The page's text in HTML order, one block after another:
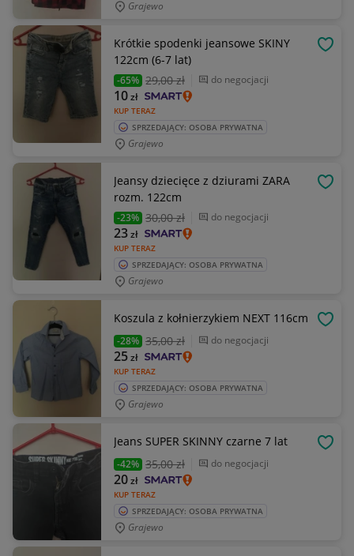
Grajewo
Krótkie spodenki jeansowe SKINY
122cm (6-7 lat)
-65% 29,00 zł do negocjacji
KUP TERAZ
10zł
SPRZEDAJĄCY: OSOBA PRYWATNA
Grajewo
Jeansy dziecięce z dziurami ZARA
rozm. 122cm
-23% 30,00 zł do negocjacji
KUP TERAZ
23zł
SPRZEDAJĄCY: OSOBA PRYWATNA
Grajewo
Koszula z kołnierzykiem NEXT 116cm
-28% 35,00 zł do negocjacji
KUP TERAZ
25zł
SPRZEDAJĄCY: OSOBA PRYWATNA
Grajewo
Jeans SUPER SKINNY czarne 7 lat
-42% 35,00 zł do negocjacji
KUP TERAZ
20zł
SPRZEDAJĄCY: OSOBA PRYWATNA
Grajewo